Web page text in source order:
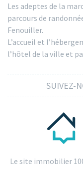
Les adeptes de la
parcours de
Fenouiller.
L’accueil et
l’hôtel de la ville et
SUIVEZ-
Le site immobilier